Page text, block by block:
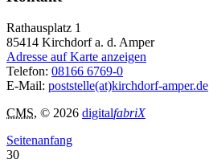
Rathausplatz 1
85414 Kirchdorf a. d. Amper
Adresse auf Karte anzeigen
Telefon: 08166 6769-0
E-Mail: poststelle(at)kirchdorf-amper.de
CMS, © 2026 digitalfabriX
Seitenanfang
30